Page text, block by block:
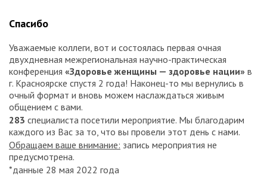
Спасибо
Уважаемые коллеги, вот и состоялась первая очная
двухдневная межрегиональная научно-практическая
конференция «Здоровье женщины — здоровье нации» в
г. Красноярске спустя 2 года! Наконец-то мы вернулись в
очный формат и вновь можем наслаждаться живым
общением с вами.
283 специалиста посетили мероприятие. Мы благодарим
каждого из Вас за то, что вы провели этот день с нами.
Обращаем ваше внимание: запись мероприятия не
предусмотрена.
*данные 28 мая 2022 года